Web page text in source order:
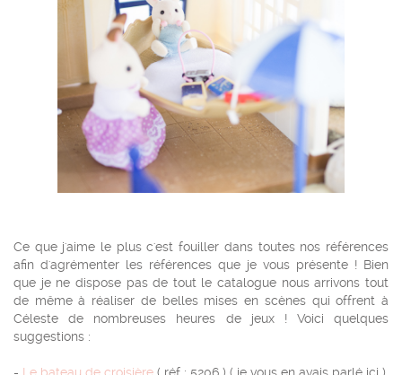
Ce que j'aime le plus c'est fouiller dans toutes nos références
afin d'agrémenter les références que je vous présente ! Bien
que je ne dispose pas de tout le catalogue nous arrivons tout
de même à réaliser de belles mises en scènes qui offrent à
Céleste de nombreuses heures de jeux ! Voici quelques
suggestions :